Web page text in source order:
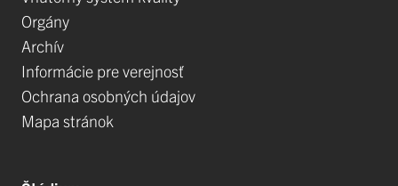
Orgány
Archív
Informácie pre verejnosť
Ochrana osobných údajov
Mapa stránok